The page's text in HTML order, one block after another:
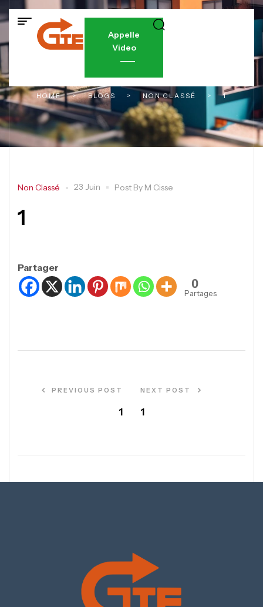
Appelle
Video
HOME > BLOGS > NON CLASSÉ > 1
Non Classé 23 Juin Post By M Cisse
1
Partager
0
Partages
PREVIOUS POST
1
NEXT POST
1